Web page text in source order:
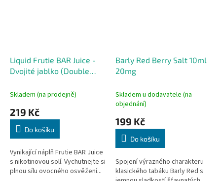
Liquid Frutie BAR Juice -
Dvojité jablko (Double
Skladem (na prodejně)
219 Kč
Do košíku
Vynikající náplň Frutie BAR Juice
s nikotinovou solí. Vychutnejte si
plnou sílu ovocného osvěžení...
Barly Red Berry Salt 10ml
20mg
Skladem u dodavatele (na
objednání)
199 Kč
Do košíku
Spojení výrazného charakteru
klasického tabáku Barly Red s